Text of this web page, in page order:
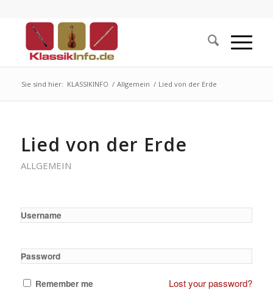
Sie sind hier: KLASSIKINFO / Allgemein / Lied von der Erde
Lied von der Erde
ALLGEMEIN
Username
Password
Remember me Lost your password?